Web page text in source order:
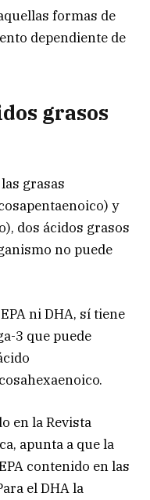
formas de
dependiente de
grasos
grasas
y
dos ácidos grasos
no puede
ni DHA, sí tiene
3 que puede
en la Revista
apunta a que la
contenido en las
el DHA la